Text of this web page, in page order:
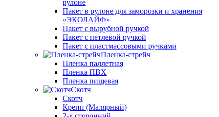
рулоне
Пакет в рулоне для заморозки и хранения
«ЭКОЛАЙФ»
Пакет с вырубной ручкой
Пакет с петлевой ручкой
Пакет с пластмассовыми ручками
Пленка-стрейч
Пленка паллетная
Пленка ПВХ
Пленка пищевая
Скотч
Скотч
Крепп (Малярный)